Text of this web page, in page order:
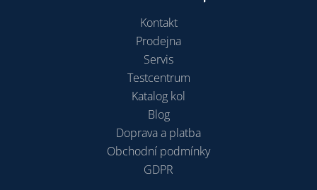
Kontakt
Prodejna
Servis
Testcentrum
Katalog kol
Blog
Doprava a platba
Obchodní podmínky
GDPR